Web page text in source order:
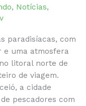
, Notícias,
paradisíacas, com
e uma atmosfera
litoral norte de
de viagem.
a cidade
pescadores com